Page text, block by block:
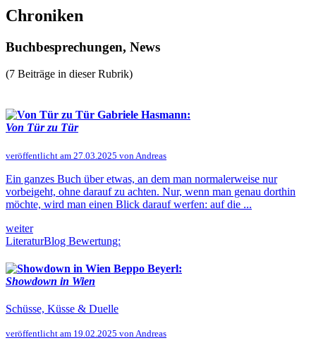
Chroniken
Buchbesprechungen, News
(7 Beiträge in dieser Rubrik)
Gabriele Hasmann:
Von Tür zu Tür
veröffentlicht am 27.03.2025 von Andreas
Ein ganzes Buch über etwas, an dem man normalerweise nur
vorbeigeht, ohne darauf zu achten. Nur, wenn man genau dorthin
möchte, wird man einen Blick darauf werfen: auf die ...
weiter
LiteraturBlog Bewertung:
Beppo Beyerl:
Showdown in Wien
Schüsse, Küsse & Duelle
veröffentlicht am 19.02.2025 von Andreas